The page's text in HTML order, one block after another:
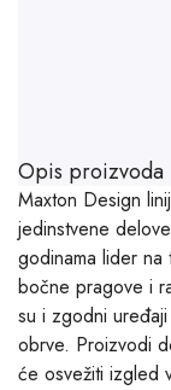
Opis proizvoda
Maxton Design
jedinstvene
godinama lider
bočne pragove i
su i zgodni
obrve. Proizvodi
će osvežiti izgled